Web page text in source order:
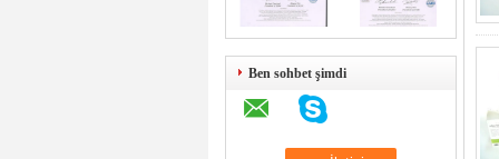
Ben sohbet şimdi